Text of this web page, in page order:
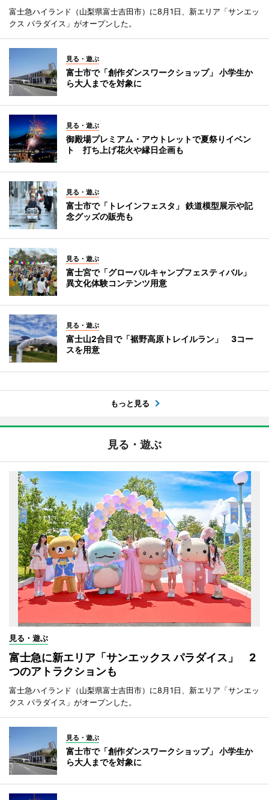
富士急ハイランド（山梨県富士吉田市）に8月1日、新エリア「サンエッ
クス パラダイス」がオープンした。
見る・遊ぶ
富士市で「創作ダンスワークショップ」 小学生か
ら大人までを対象に
見る・遊ぶ
御殿場プレミアム・アウトレットで夏祭りイベン
ト 打ち上げ花火や縁日企画も
見る・遊ぶ
富士市で「トレインフェスタ」 鉄道模型展示や記
念グッズの販売も
見る・遊ぶ
富士宮で「グローバルキャンプフェスティバル」
異文化体験コンテンツ用意
見る・遊ぶ
富士山2合目で「裾野高原トレイルラン」 3コー
スを用意
もっと見る
見る・遊ぶ
見る・遊ぶ
富士急に新エリア「サンエックス パラダイス」 2
つのアトラクションも
富士急ハイランド（山梨県富士吉田市）に8月1日、新エリア「サンエッ
クス パラダイス」がオープンした。
見る・遊ぶ
富士市で「創作ダンスワークショップ」 小学生か
ら大人までを対象に